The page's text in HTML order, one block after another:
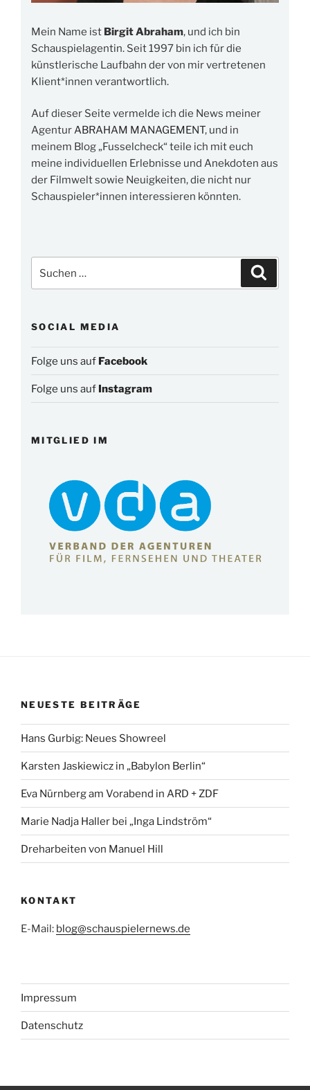
Mein Name ist Birgit Abraham, und ich bin
Schauspielagentin. Seit 1997 bin ich für die
künstlerische Laufbahn der von mir vertretenen
Klient*innen verantwortlich.
Auf dieser Seite vermelde ich die News meiner
AgenturABRAHAM MANAGEMENT, und in
meinem Blog „Fusselcheck“ teile ich mit euch
meine individuellen Erlebnisse und Anekdoten aus
der Filmwelt sowie Neuigkeiten, die nicht nur
Schauspieler*innen interessieren könnten.
nach:
SOCIAL MEDIA
Folge uns auf Facebook
Folge uns auf Instagram
MITGLIED IM
NEUESTE BEITRÄGE
Hans Gurbig: Neues Showreel
Karsten Jaskiewicz in „Babylon Berlin“
Eva Nürnberg am Vorabend in ARD + ZDF
Marie Nadja Haller bei „Inga Lindström“
Dreharbeiten von Manuel Hill
KONTAKT
E-Mail: blog@schauspielernews.de
Impressum
Datenschutz